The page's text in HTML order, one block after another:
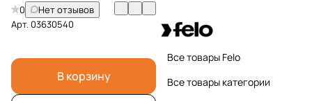
0
Нет отзывов
Арт.03630540
В корзину
Все товары Felo
Все товары категории